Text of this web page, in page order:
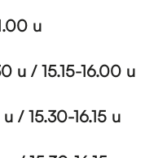
u
u / 15.15-16.00 u
/ 15.30-16.15 u